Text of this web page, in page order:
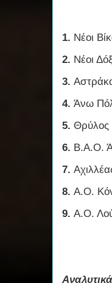
1. Νέοι
2. Νέοι
3.
4. Άνω
5. Θρύλος
6. Β.Α.Ο.
7.
8. Α.Ο.
9. Α.Ο.